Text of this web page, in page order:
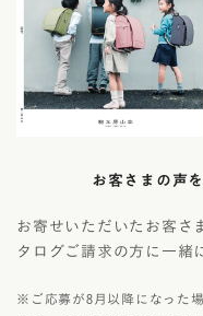
お客さまの声
お寄せいただいたお客さ
タログご請求の方に一緒
※ご応募が8月以降になった